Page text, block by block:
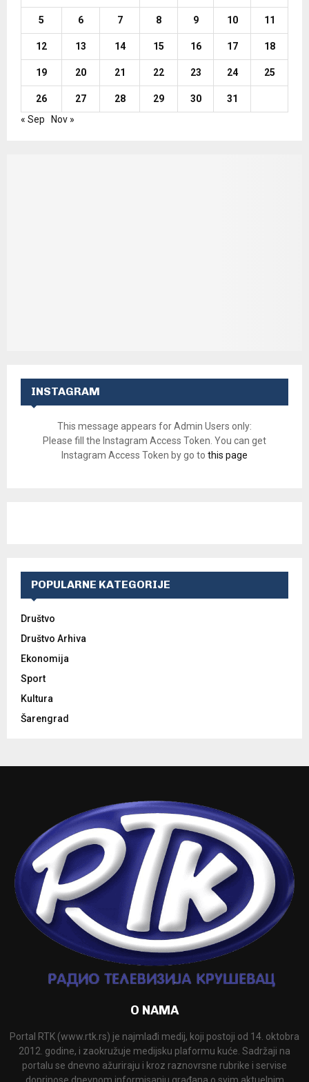
5 6 7 8 9 10 11
12 13 14 15 16 17 18
19 20 21 22 23 24 25
26 27 28 29 30
31
« Sep
Nov »
INSTAGRAM
This message appears for Admin Users only:
Please fill the Instagram Access Token. You can get
Instagram Access Token by go to this page
POPULARNE KATEGORIJE
Društvo
Društvo Arhiva
Ekonomija
Sport
Kultura
Šarengrad
O NAMA
Portal RTK (www.rtk.rs) je najmlađi medij, koji postoji od 14. oktobra
2012. godine, i zaokružuje medijsku plaformu kuće. Sadržaji na
portalu se dnevno ažuriraju i kroz raznovrsne rubrike i servise